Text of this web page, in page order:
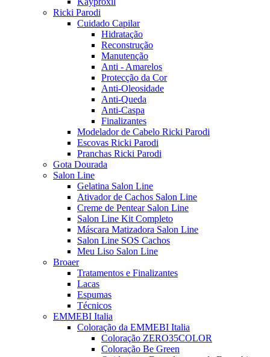
Ricki Parodi
Cuidado Capilar
Hidratação
Reconstrução
Manutenção
Anti - Amarelos
Protecção da Cor
Anti-Oleosidade
Anti-Queda
Anti-Caspa
Finalizantes
Modelador de Cabelo Ricki Parodi
Escovas Ricki Parodi
Pranchas Ricki Parodi
Gota Dourada
Salon Line
Gelatina Salon Line
Ativador de Cachos Salon Line
Creme de Pentear Salon Line
Salon Line Kit Completo
Máscara Matizadora Salon Line
Salon Line SOS Cachos
Meu Liso Salon Line
Broaer
Tratamentos e Finalizantes
Lacas
Espumas
Técnicos
EMMEBI Italia
Coloração da EMMEBI Italia
Coloração ZERO35COLOR
Coloração Be Green